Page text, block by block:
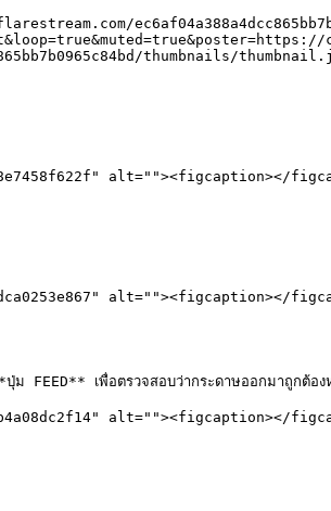
thumbnails/
alt=""><figcaption></
alt=""><figcaption></
ม FEED** เพื่อตรวจสอบว่ากระดาษออกมาถูกต้อง
alt=""><figcaption></